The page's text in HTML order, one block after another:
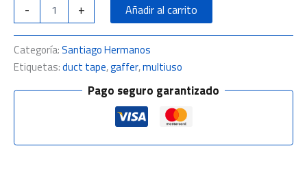
-
+ Añadir al carrito
Categoría:Santiago Hermanos
Etiquetas:duct tape,gaffer,multiuso
Pago seguro garantizado